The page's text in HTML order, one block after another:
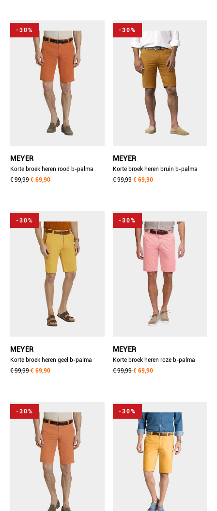
-30%
MEYER
Korte broek heren rood b-palma
art.1-8118 1401811890/46
€ 99,99€ 69,90
-30%
MEYER
Korte broek heren bruin b-palma
art.1-7676 1401767690/43
€ 99,99€ 69,90
-30%
MEYER
Korte broek heren geel b-palma
art.1-8118 1401811890/41
€ 99,99€ 69,90
-30%
MEYER
Korte broek heren roze b-palma
art.1-6184 1401618490/51
€ 99,99€ 69,90
-30% -30%